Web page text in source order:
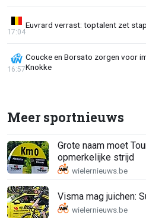
Euvrard verrast: toptalent zet
17:04
Coucke en Borsato zorgen voor
Knokke
16:57
Meer sportnieuws
Grote naam moet
opmerkelijke strijd
Visma mag juichen: